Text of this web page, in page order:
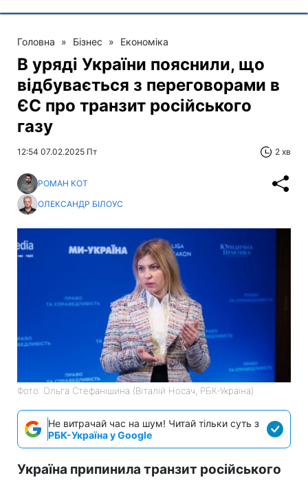
Головна » Бізнес » Економіка
В уряді України пояснили, що
відбувається з переговорами в
ЄС про транзит російського
газу
12:54 07.02.2025 Пт 2 хв
РОМАН КОТ
ОЛЕКСАНДР БІЛОУС
Фото: Ольга Стефанішина (Віталій Носач, РБК-Україна)
Не витрачай час на шум! Читай тільки суть з
РБК-Україна у Google
Україна припинила транзит російського